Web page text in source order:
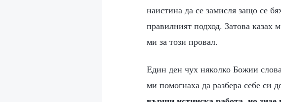
наистина да се замисля защо се
правилният подход. Затова казах
ми за този провал.
Един ден чух няколко Божии
ми помогнаха да разбера себе си